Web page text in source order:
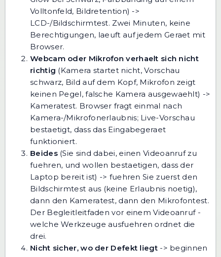
Volltonfeld, Bildretention) ->
LCD-/Bildschirmtest. Zwei Minuten, keine
Berechtigungen, laeuft auf jedem Geraet mit
Browser.
Webcam oder Mikrofon verhaelt sich nicht
richtig (Kamera startet nicht, Vorschau
schwarz, Bild auf dem Kopf, Mikrofon zeigt
keinen Pegel, falsche Kamera ausgewaehlt) ->
Kameratest. Browser fragt einmal nach
Kamera-/Mikrofonerlaubnis; Live-Vorschau
bestaetigt, dass das Eingabegeraet
funktioniert.
Beides(Sie sind dabei, einen Videoanruf zu
fuehren, und wollen bestaetigen, dass der
Laptop bereit ist) -> fuehren Sie zuerst den
Bildschirmtest aus (keine Erlaubnis noetig),
dann den Kameratest, dann den Mikrofontest.
Der Begleitleitfadenvor einem Videoanruf -
welche Werkzeuge ausfuehren ordnet die
drei.
Nicht sicher, wo der Defekt liegt-> beginnen